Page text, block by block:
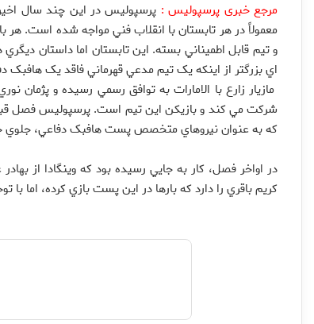
مرجع خبری پرسپولیس : پرسپوليس در اين چند سال
معمولاً در هر تابستان با انقلاب فني مواجه شده است.
و تيم قابل اطميناني بسته. اين تابستان اما داستان
اي بزرگتر از اينکه يک تيم مدعي قهرماني فاقد يک
مازيار زارع با الامارات به توافق رسمي رسيده و
شرکت مي کند و بازيکن اين تيم است. پرسپوليس فصل قبل
که به عنوان نيروهاي متخصص پست هافبک دفاعي، جلوي
در اواخر فصل، کار به جايي رسيده بود که وينگادا از
کريم باقري را دارد که بارها در اين پست بازي کرده، اما